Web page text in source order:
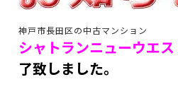
神戸市長田区の中古マンション
シャトランニューウエ
了致しました。